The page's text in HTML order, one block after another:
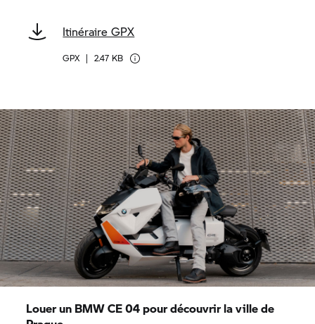
Itinéraire GPX
GPX | 2.47 KB
Louer un BMW CE 04pour découvrir la ville de